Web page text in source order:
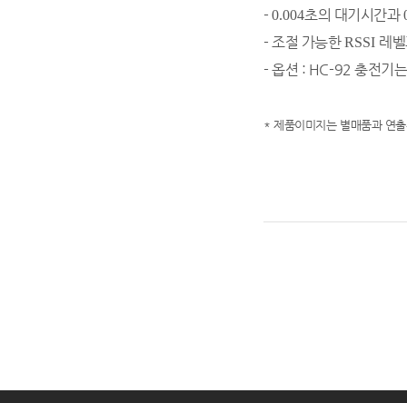
- ​0.004초의 대기시간과
- ​조절 가능한RSSI 레
- 옵션 : HC-92 충전기
* 제품이미지는 별매품과 연